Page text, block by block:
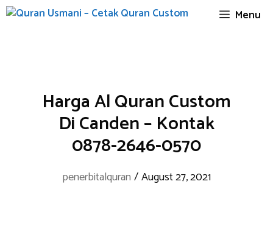
Skip
Menu
Harga Al Quran Custom
Di Canden – Kontak
0878-2646-0570
penerbitalquran /August 27, 2021